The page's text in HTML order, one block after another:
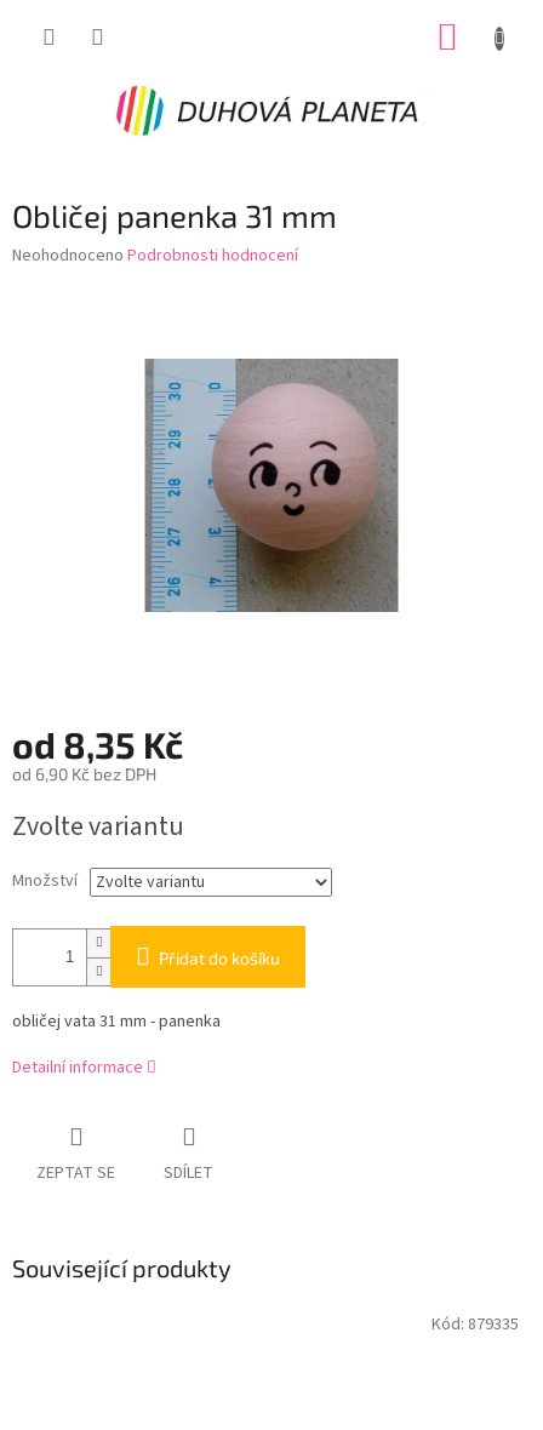
Obličej panenka 31 mm
Průměrné
Neohodnoceno Podrobnosti hodnocení
od 8,35 Kč
od 6,90 Kč bez DPH
cena:
Zvolte variantu
Množství
Přidat do košíku
obličej vata 31 mm - panenka
Detailní informace
ZEPTAT SE SDÍLET
Související produkty
Kód: 879335